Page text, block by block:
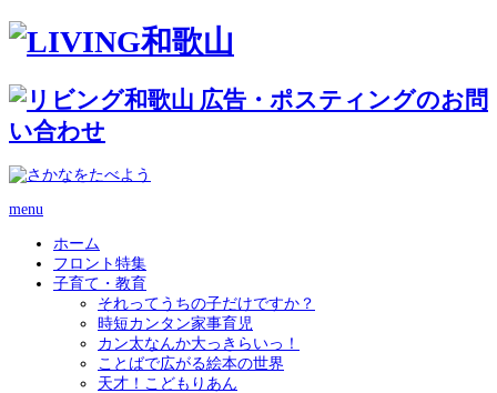
menu
ホーム
フロント特集
子育て・教育
それってうちの子だけですか？
時短カンタン家事育児
カン太なんか大っきらいっ！
ことばで広がる絵本の世界
天才！こどもりあん